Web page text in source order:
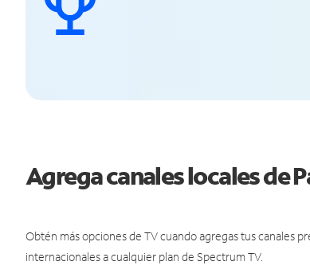
Agrega canales locales de
Obtén más opciones de TV cuando agregas tus canales
internacionales a cualquier plan de Spectrum TV.